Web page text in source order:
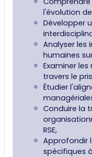
l'évolution de
Développer
Analyser les
humaines
Examiner
travers le
Étudier
Conduire la
RSE,
Approfondir
spécifiques